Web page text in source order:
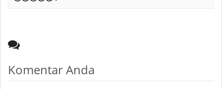
Komentar Anda